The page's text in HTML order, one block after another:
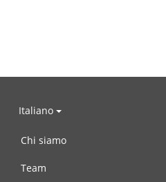
Italiano
Chi siamo
Team